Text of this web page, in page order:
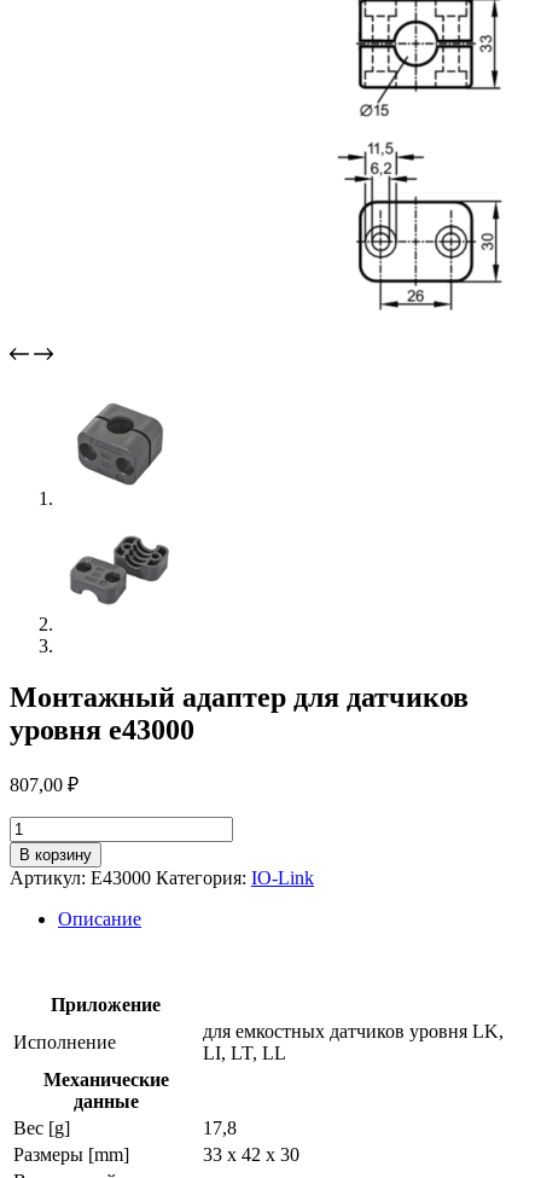
Монтажный адаптер для датчиков
уровня e43000
807,00 ₽
Количество
товара
Монтажный
адаптер
датчиков
В корзину
Артикул: E43000 Категория: IO-Link
Описание
Приложение
Исполнение
для емкостных датчиков уровня LK,
LI, LT, LL
Механические
данные
Вес [g]
17,8
Размеры [mm]
33 x 42 x 30